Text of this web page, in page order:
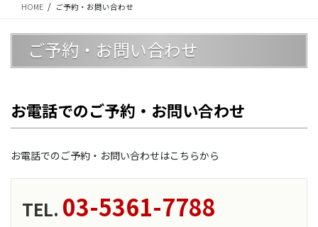
HOME ご予約・お問い合わせ
ご予約・お問い合わせ
お電話でのご予約・お問い合わせ
お電話でのご予約・お問い合わせはこちらから
TEL. 03-5361-7788